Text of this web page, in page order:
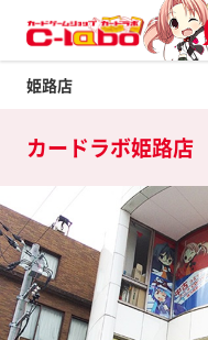
姫路店
Twitter
カードラボ姫路店